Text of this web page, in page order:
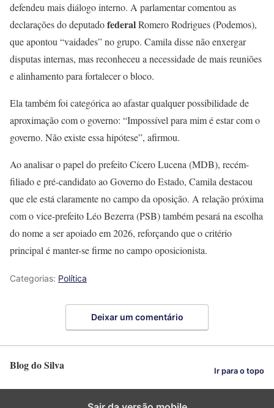
defendeu mais diálogo interno. A parlamentar comentou as
declarações do deputadofederalRomero Rodrigues (Podemos),
que apontou “vaidades” no grupo. Camila disse não enxergar
disputas internas, mas reconheceu a necessidade de mais reuniões
e alinhamento para fortalecer o bloco.
Ela também foi categórica ao afastar qualquer possibilidade de
aproximação com o governo: “Impossível para mim é estar com o
governo. Não existe essa hipótese”, afirmou.
Ao analisar o papel do prefeito Cícero Lucena (MDB), recém-
filiado e pré-candidato ao Governo do Estado, Camila destacou
que ele está claramente no campo da oposição. A relação próxima
com o vice-prefeito Léo Bezerra (PSB) também pesará na escolha
do nome a ser apoiado em 2026, reforçando que o critério
principal é manter-se firme no campo oposicionista.
Categorias: Política
Deixar um comentário
Blog do Silva Ir para o topo